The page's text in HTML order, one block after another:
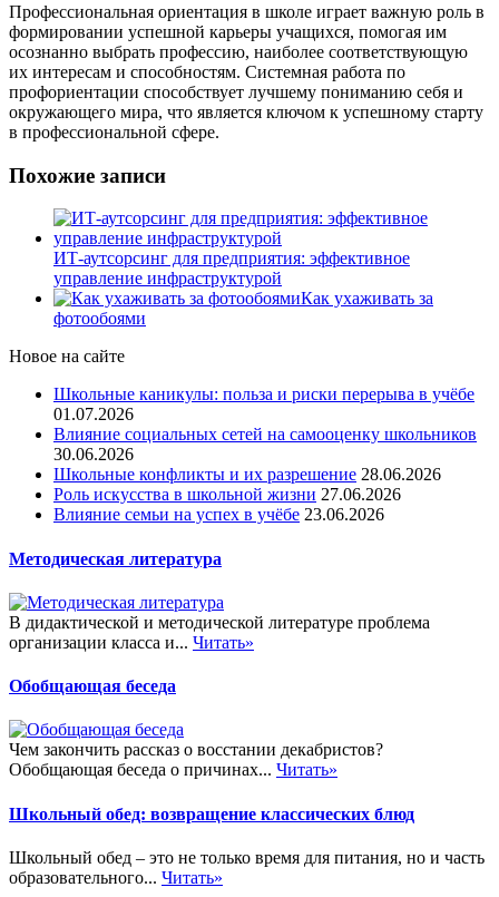
Профессиональная ориентация в школе играет важную роль в
формировании успешной карьеры учащихся, помогая им
осознанно выбрать профессию, наиболее соответствующую
их интересам и способностям. Системная работа по
профориентации способствует лучшему пониманию себя и
окружающего мира, что является ключом к успешному старту
в профессиональной сфере.
Похожие записи
ИТ-аутсорсинг для предприятия: эффективное
управление инфраструктурой
Как ухаживать за
фотообоями
Новое на сайте
Школьные каникулы: польза и риски перерыва в учёбе
01.07.2026
Влияние социальных сетей на самооценку школьников
30.06.2026
Школьные конфликты и их разрешение 28.06.2026
Роль искусства в школьной жизни 27.06.2026
Влияние семьи на успех в учёбе 23.06.2026
Методическая литература
В дидактической и методической литературе проблема
организации класса и... Читать»
Обобщающая беседа
Чем закончить рассказ о восстании декабристов?
Обобщающая беседа о причинах... Читать»
Школьный обед: возвращение классических блюд
Школьный обед – это не только время для питания, но и часть
образовательного... Читать»